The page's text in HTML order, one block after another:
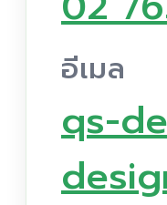
อีเมล
qs-